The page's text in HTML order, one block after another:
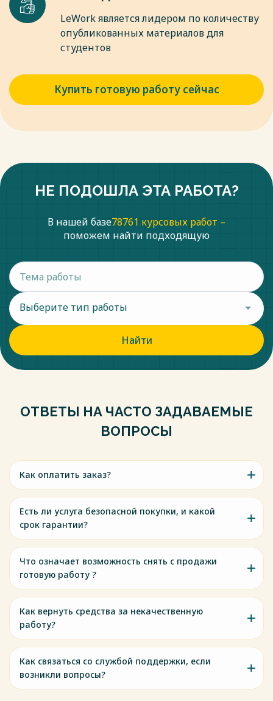
LeWork является лидером по количеству
опубликованных материалов для
студентов
Купить готовую работу сейчас
НЕ ПОДОШЛА ЭТА РАБОТА?
В нашей базе78761 курсовых работ –
поможем найти подходящую
Выберите тип работы
Найти
ОТВЕТЫ НА ЧАСТО ЗАДАВАЕМЫЕ
ВОПРОСЫ
Как оплатить заказ?
Есть ли услуга безопасной покупки, и какой
срок гарантии?
Что означает возможность снять с продажи
готовую работу ?
Как вернуть средства за некачественную
работу?
Как связаться со службой поддержки, если
возникли вопросы?